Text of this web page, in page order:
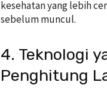
kesehatan yang lebih
sebelum muncul.
4. Teknologi
Penghitung